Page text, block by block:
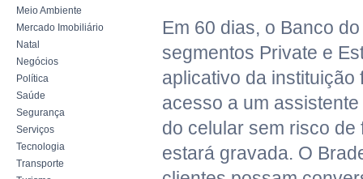
Meio Ambiente
Mercado Imobiliário
Natal
Negócios
Política
Saúde
Segurança
Serviços
Tecnologia
Transporte
Em 60 dias, o Banco
segmentos Private e
aplicativo da
acesso a um
do celular sem risco
estará gravada. O